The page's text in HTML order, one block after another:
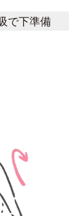
で下準備